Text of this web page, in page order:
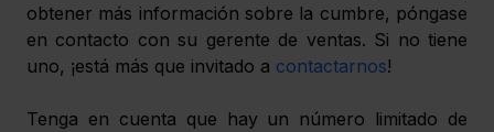
obtener más información sobre la cumbre, póngase
en contacto con su gerente de ventas. Si no tiene
uno, ¡está más que invitado a contactarnos!
Tenga en cuenta que hay un número limitado de